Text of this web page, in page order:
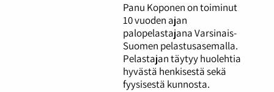
Panu Koponen on toiminut
10 vuoden ajan
palopelastajana Varsinais-
Suomen pelastusasemalla.
Pelastajan täytyy huolehtia
hyvästä henkisestä sekä
fyysisestä kunnosta.